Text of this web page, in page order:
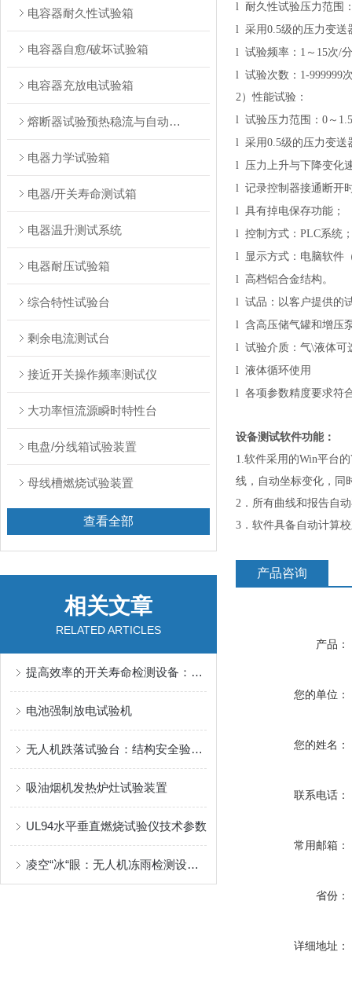
电容器耐久性试验箱
电容器自愈/破坏试验箱
电容器充放电试验箱
熔断器试验预热稳流与自动转换装置测试台
电器力学试验箱
电器/开关寿命测试箱
电器温升测试系统
电器耐压试验箱
综合特性试验台
剩余电流测试台
接近开关操作频率测试仪
大功率恒流源瞬时特性台
电盘/分线箱试验装置
母线槽燃烧试验装置
查看全部
相关文章
RELATED ARTICLES
提高效率的开关寿命检测设备：确保电子设备可靠性
电池强制放电试验机
无人机跌落试验台：结构安全验证的“实战模拟器”
吸油烟机发热炉灶试验装置
UL94水平垂直燃烧试验仪技术参数
凌空“冰“眼：无人机冻雨检测设备如何为航空安全保驾护航
l 耐久性试验压力范围
l 采用0.5级的压力变送
l 试验频率：1～15次/
l 试验次数：1-999999
2）性能试验：
l 试验压力范围：0～
l 采用0.5级的压力变送
l 压力上升与下降变化
l 记录控制器接通断开
l 具有掉电保存功能；
l 控制方式：PLC系统
l 显示方式：电脑软件
l 高档铝合金结构。
l 试品：以客户提供的
l 含高压储气罐和增压
l 试验介质：气\液体可
l 液体循环使用
l 各项参数精度要求符
设备测试软件功能：
1.软件采用的Win平台
线，自动坐标变化，同
2．所有曲线和报告自
3．软件具备自动计算
产品咨询
产品：
您的单位：
您的姓名：
联系电话：
常用邮箱：
省份：
详细地址：